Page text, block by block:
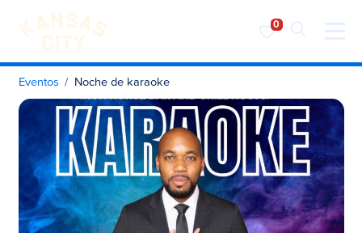
Visita KC
Ir al contenido
Eventos Noche de karaoke